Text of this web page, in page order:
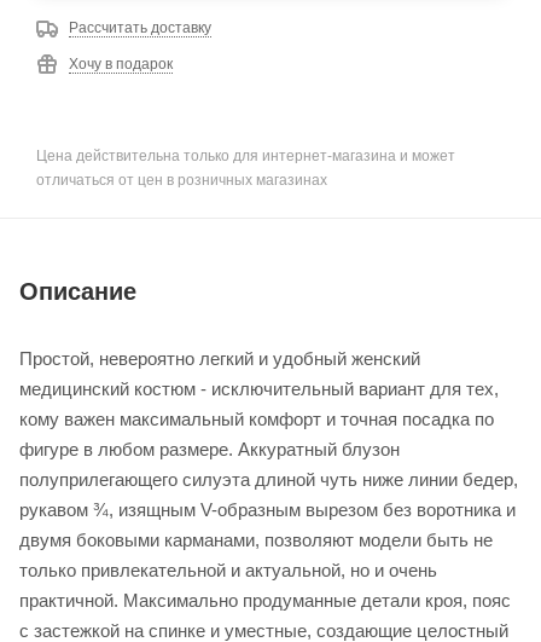
Рассчитать доставку
Хочу в подарок
Цена действительна только для интернет-магазина и может
отличаться от цен в розничных магазинах
Описание
Простой, невероятно легкий и удобный женский
медицинский костюм - исключительный вариант для тех,
кому важен максимальный комфорт и точная посадка по
фигуре в любом размере. Аккуратный блузон
полуприлегающего силуэта длиной чуть ниже линии бедер,
рукавом ¾, изящным V-образным вырезом без воротника и
двумя боковыми карманами, позволяют модели быть не
только привлекательной и актуальной, но и очень
практичной. Максимально продуманные детали кроя, пояс
с застежкой на спинке и уместные, создающие целостный